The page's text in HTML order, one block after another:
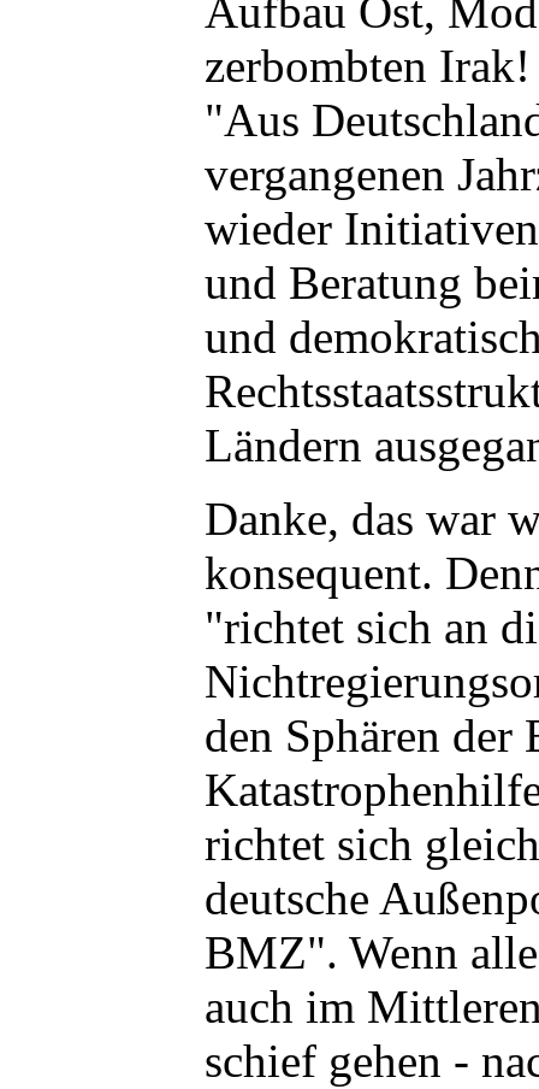
Aufbau Ost,
zerbombten
"Aus
vergangenen
wieder
und Beratung
und
Ländern
Danke, das war
konsequent.
"richtet sich an
den Sphären
richtet sich
deutsche
BMZ". Wenn
auch im
schief gehen -